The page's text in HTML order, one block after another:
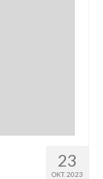
23
OKT. 2023